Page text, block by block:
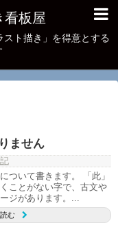
看板屋
スト描き」を得意とする
ません
ついて書きます。 「此」
ことがない字で、古文や
ジがあります。...
む